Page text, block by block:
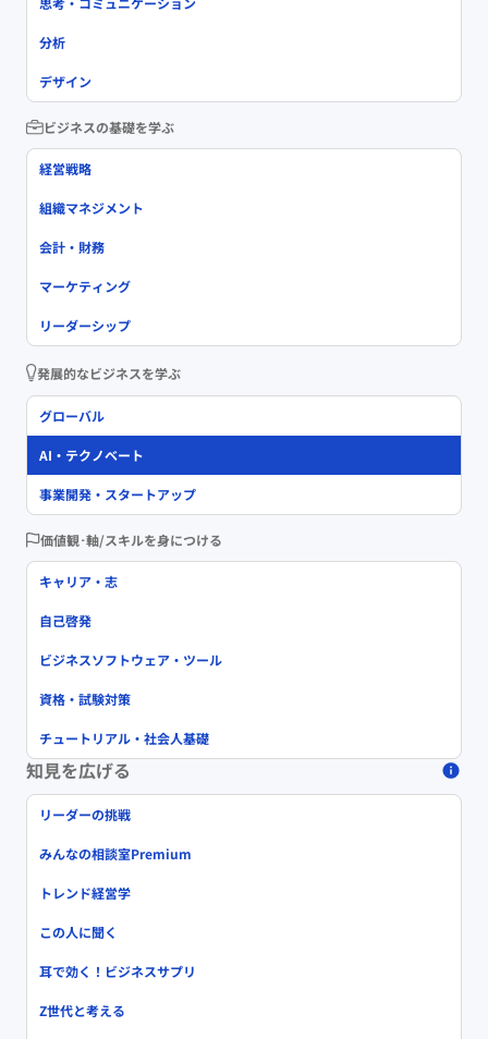
分析
デザイン
ビジネスの基礎を学ぶ
経営戦略
組織マネジメント
会計・財務
マーケティング
リーダーシップ
発展的なビジネスを学ぶ
グローバル
AI・テクノベート
事業開発・スタートアップ
価値観･軸/スキルを身につける
キャリア・志
自己啓発
ビジネスソフトウェア・ツール
資格・試験対策
チュートリアル・社会人基礎
知見を広げる
リーダーの挑戦
みんなの相談室Premium
トレンド経営学
この人に聞く
耳で効く！ビジネスサプリ
Z世代と考える